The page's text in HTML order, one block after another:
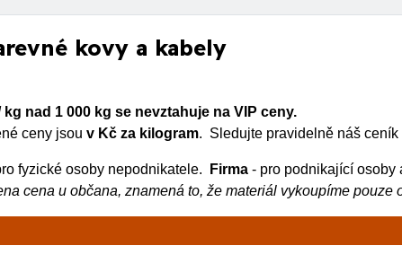
kovy a kabely
kg nad 1 000 kg se nevztahuje na VIP ceny.
ceny jsou v Kč za kilogram. Sledujte pravidelně náš ceník
fyzické osoby nepodnikatele. Firma - pro podnikající osoby
cena u občana, znamená to, že materiál vykoupíme pouze